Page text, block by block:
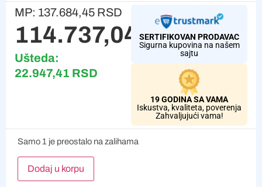
MP: 137.684,45 RSD
114.737,04RSD
Ušteda:
22.947,41 RSD
SERTIFIKOVAN PRODAVAC
Sigurna kupovina na našem
sajtu
19 GODINA SA VAMA
Iskustva, kvaliteta, poverenja
Zahvaljujući vama!
Samo 1 je preostalo na zalihama
Dodaj u korpu